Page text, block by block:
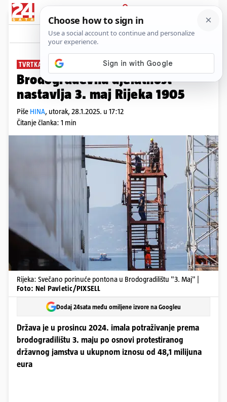
PRIJAVA
News Komentari
TVRTKA-KĆER
Brodograđevnu djelatnost
nastavlja 3. maj Rijeka 1905
Piše HINA, utorak, 28.1.2025. u 17:12
Čitanje članka: 1 min
Rijeka: Svečano porinuće pontona u Brodogradilištu "3. Maj" |
Foto: Nel Pavletic/PIXSELL
Dodaj 24sata među omiljene izvore na Googleu
Država je u prosincu 2024. imala potraživanje prema
brodogradilištu 3. maju po osnovi protestiranog
državnog jamstva u ukupnom iznosu od 48,1 milijuna
eura